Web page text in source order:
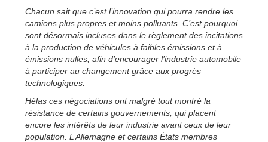
Chacun sait que c’est l’innovation qui pourra rendre les
camions plus propres et moins polluants. C’est pourquoi
sont désormais incluses dans le règlement des incitations
à la production de véhicules à faibles émissions et à
émissions nulles, afin d’encourager l’industrie automobile
à participer au changement grâce aux progrès
technologiques.
Hélas ces négociations ont malgré tout montré la
résistance de certains gouvernements, qui placent
encore les intérêts de leur industrie avant ceux de leur
population. L’Allemagne et certains États membres